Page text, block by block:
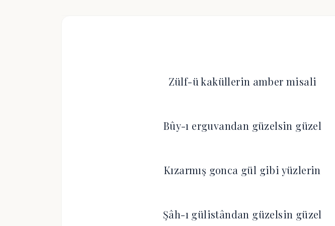
Zülf-ü kaküllerin amber misali
Bûy-ı erguvandan güzelsin güzel
Kızarmış gonca gül gibi yüzlerin
Şâh-ı gülistândan güzelsin güzel